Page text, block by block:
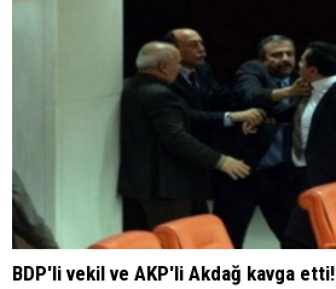
BDP'li vekil ve AKP'li Akdağ kavga etti!